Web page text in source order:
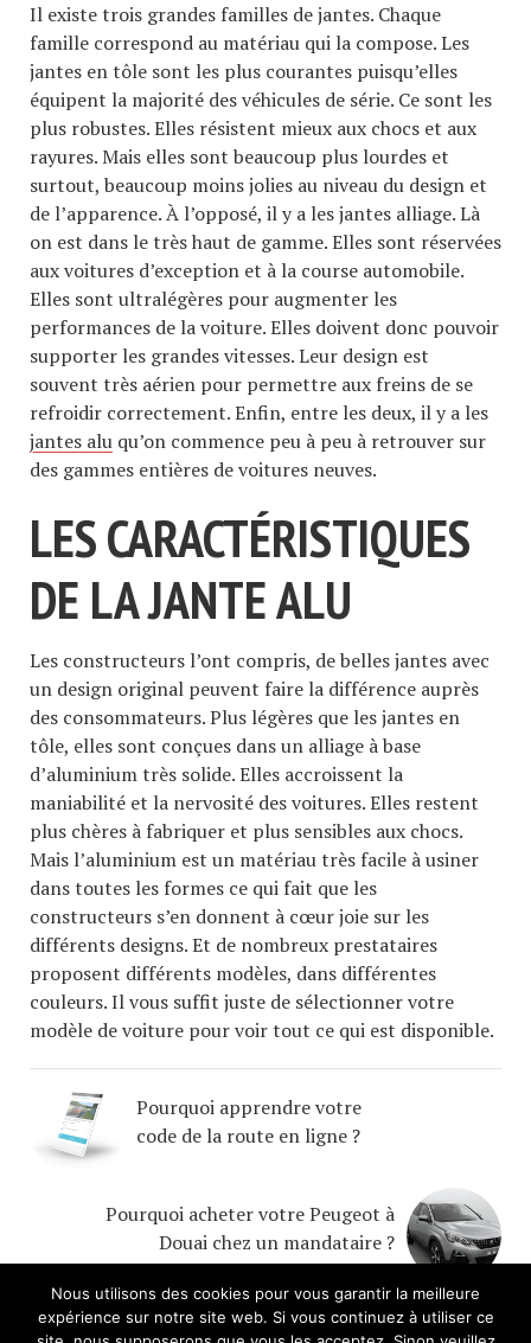
Il existe trois grandes familles de jantes. Chaque
famille correspond au matériau qui la compose. Les
jantes en tôle sont les plus courantes puisqu’elles
équipent la majorité des véhicules de série. Ce sont les
plus robustes. Elles résistent mieux aux chocs et aux
rayures. Mais elles sont beaucoup plus lourdes et
surtout, beaucoup moins jolies au niveau du design et
de l’apparence. À l’opposé, il y a les jantes alliage. Là
on est dans le très haut de gamme. Elles sont réservées
aux voitures d’exception et à la course automobile.
Elles sont ultralégères pour augmenter les
performances de la voiture. Elles doivent donc pouvoir
supporter les grandes vitesses. Leur design est
souvent très aérien pour permettre aux freins de se
refroidir correctement. Enfin, entre les deux, il y a les
jantes alu qu’on commence peu à peu à retrouver sur
des gammes entières de voitures neuves.
LES CARACTÉRISTIQUES
DE LA JANTE ALU
Les constructeurs l’ont compris, de belles jantes avec
un design original peuvent faire la différence auprès
des consommateurs. Plus légères que les jantes en
tôle, elles sont conçues dans un alliage à base
d’aluminium très solide. Elles accroissent la
maniabilité et la nervosité des voitures. Elles restent
plus chères à fabriquer et plus sensibles aux chocs.
Mais l’aluminium est un matériau très facile à usiner
dans toutes les formes ce qui fait que les
constructeurs s’en donnent à cœur joie sur les
différents designs. Et de nombreux prestataires
proposent différents modèles, dans différentes
couleurs. Il vous suffit juste de sélectionner votre
modèle de voiture pour voir tout ce qui est disponible.
Pourquoi apprendre votre
code de la route en ligne ?
Pourquoi acheter votre Peugeot à
Douai chez un mandataire ?
Nous utilisons des cookies pour vous garantir la meilleure
expérience sur notre site web. Si vous continuez à utiliser ce